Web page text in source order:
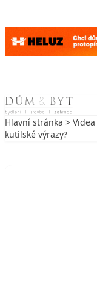
Skip to content
Hlavní stránka > Videa
kutilské výrazy?